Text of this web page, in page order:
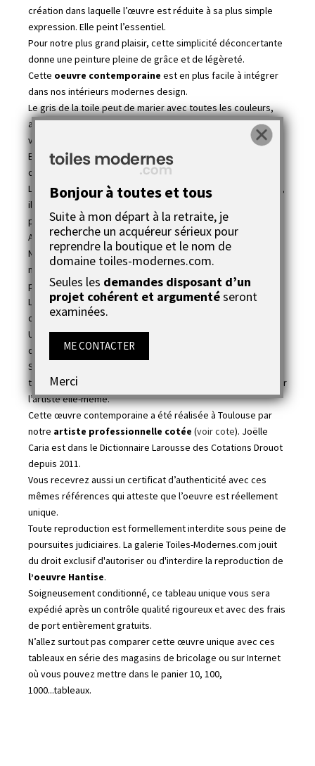
création dans laquelle l’œuvre est réduite à sa plus simple
expression. Elle peint l’essentiel.
Pour notre plus grand plaisir, cette simplicité déconcertante
donne une peinture pleine de grâce et de légèreté.
Cette oeuvre contemporaine est en plus facile à intégrer
dans nos intérieurs modernes design.
Le gris de la toile peut de marier avec toutes les couleurs,
ainsi quand vous voudrez changer la teinte de vos murs,
vous n’aurez aucun problème.
Et ce n’est pas fini ! Le prix de cette réalisation
contemporaine est lui aussi tout aussi déconcertant !
Le
tableau Hantise sort directement de l’atelier du peintre,
il n’y a aucun intermédiaire. C’est pour cette raison qu’elle
peut vous proposer un prix aussi intéressant.
Alors profitez-en vite !
Notre peintre contemporaine, Joëlle Caria, a utilisé un
médium de qualité pour réaliser cettepièce unique
peinture acrylique extra fine haut de gamme.
La finition de ce tableau gris et blanc est impeccable, 2
couches de vernis protègent la peinture dans le temps des
UV et de faciliter l'entretien du tableau (un simple chiffon
doux suffit)
Son support est composé d’une toile en 100% coton
tendues sur un châssis en bois. Il est signé et daté au dos par
l’artiste elle-même.
Cette œuvre contemporaine a été réalisée à Toulouse par
notre artiste professionnelle cotée (voir cote). Joëlle
Caria est dans le Dictionnaire Larousse des Cotations Drouot
depuis 2011.
Vous recevrez aussi un certificat d’authenticité avec ces
mêmes références qui atteste que l’oeuvre est réellement
unique.
Toute reproduction est formellement interdite sous peine de
poursuites judiciaires. La galerie Toiles-Modernes.com jouit
du droit exclusif d'autoriser ou d'interdire la reproduction de
l’oeuvre Hantise.
Soigneusement conditionné, ce tableau unique vous sera
expédié après un contrôle qualité rigoureux et avec des frais
de port entièrement gratuits.
N’allez surtout pas comparer cette œuvre unique avec ces
tableaux en série des magasins de bricolage ou sur Internet
où vous pouvez mettre dans le panier 10, 100,
1000...tableaux.
Bonjour à toutes et tous
Suite à mon départ à la retraite, je
recherche un acquéreur sérieux pour
reprendre la boutique et le nom de
domaine toiles-modernes.com.
Seules les demandes disposant d’un
projet cohérent et argumentéseront
examinées.
ME CONTACTER
Merci